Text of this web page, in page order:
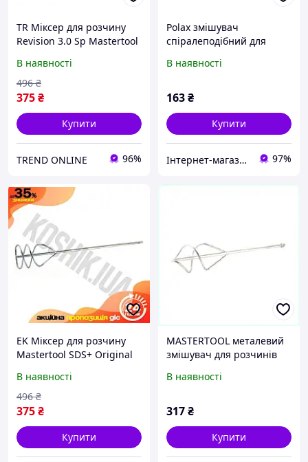
TR Міксер для розчину
Revision 3.0 Sp Mastertool
будівельних робіт
змішувач для бет SpeR-
4N
В наявності
375₴
496 ₴
Купити
TREND ONLINE 96%
Polax змішувач
спіралеподібний для
PLUS, 794E0031K
В наявності
163₴
Купити
Інтернет-магазин RedShift.com.ua 97%
EK Міксер для розчину
Mastertool SDS+ Original
будівельних робіт
змішувач для бет HFX17_E
В наявності
375₴
496 ₴
Купити
MASTERTOOL металевий
змішувач для розчинів
72E3E3294
В наявності
317₴
Купити